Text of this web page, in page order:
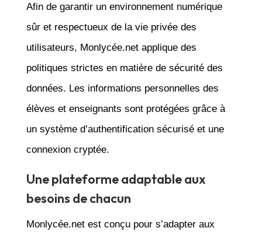
Afin de garantir un environnement numérique
sûr et respectueux de la vie privée des
utilisateurs, Monlycée.net applique des
politiques strictes en matière de sécurité des
données. Les informations personnelles des
élèves et enseignants sont protégées grâce à
un système d’authentification sécurisé et une
connexion cryptée.
Une plateforme adaptable aux
besoins de chacun
Monlycée.net est conçu pour s’adapter aux